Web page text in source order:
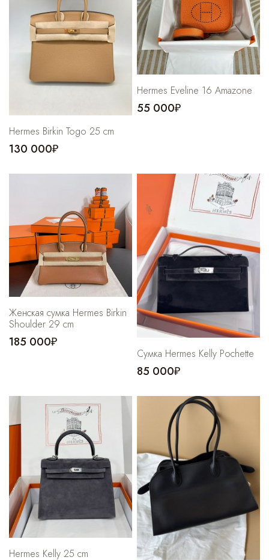
Hermes Birkin Togo 25 cm
130 000₽
Hermes Eveline 16 Amazone
55 000₽
Женская cумка Hermes Birkin
Shoulder 29 cm
185 000₽
Сумка Hermes Kelly Pochette
85 000₽
Hermes Kelly 25 cm
Cпортивные брюки
Комбинезоны